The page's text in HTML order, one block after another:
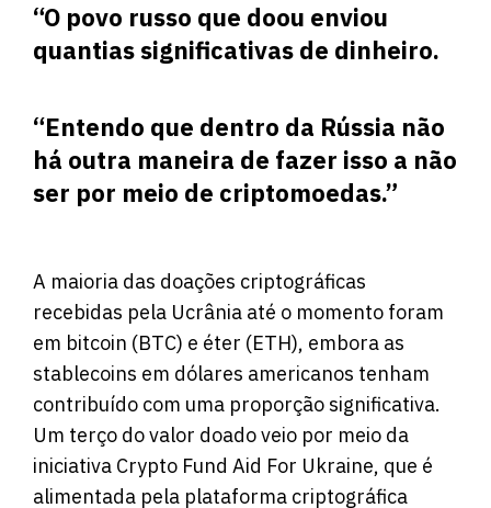
“O povo russo que doou enviou
quantias significativas de dinheiro.
“Entendo que dentro da Rússia não
há outra maneira de fazer isso a não
ser por meio de criptomoedas.”
A maioria das doações criptográficas
recebidas pela Ucrânia até o momento foram
em bitcoin (BTC) e éter (ETH), embora as
stablecoins em dólares americanos tenham
contribuído com uma proporção significativa.
Um terço do valor doado veio por meio da
iniciativa Crypto Fund Aid For Ukraine, que é
alimentada pela plataforma criptográfica